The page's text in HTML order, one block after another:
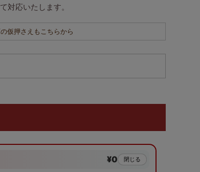
対応いたします。
仮押さえもこちらから
¥0 閉じる